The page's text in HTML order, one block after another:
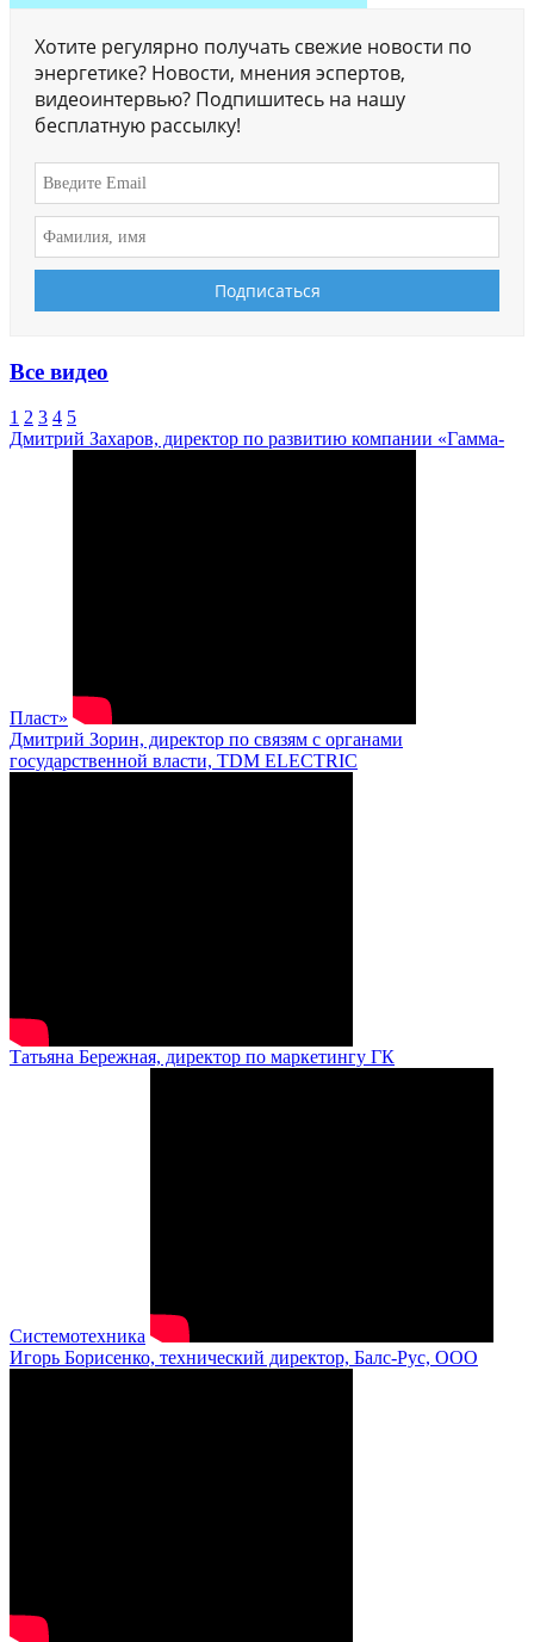
Хотите регулярно получать свежие новости по
энергетике? Новости, мнения эспертов,
видеоинтервью? Подпишитесь на нашу
бесплатную рассылку!
Все видео
1 2 3 4 5
Дмитрий Захаров, директор по развитию компании «Гамма-
Пласт»
Дмитрий Зорин, директор по связям с органами
государственной власти, TDM ELECTRIC
Татьяна Бережная, директор по маркетингу ГК
Системотехника
Игорь Борисенко, технический директор, Балс-Рус, ООО